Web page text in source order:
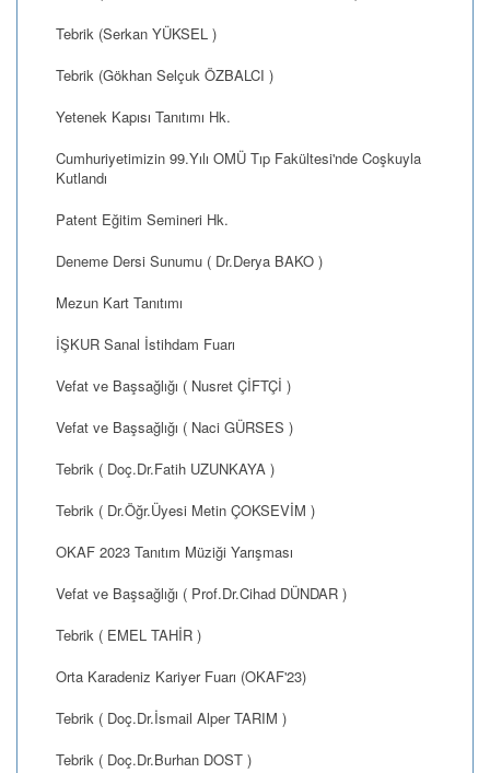
Tebrik (Serkan YÜKSEL )
Tebrik (Gökhan Selçuk ÖZBALCI )
Yetenek Kapısı Tanıtımı Hk.
Cumhuriyetimizin 99.Yılı OMÜ Tıp Fakültesi'nde Coşkuyla
Kutlandı
Patent Eğitim Semineri Hk.
Deneme Dersi Sunumu ( Dr.Derya BAKO )
Mezun Kart Tanıtımı
İŞKUR Sanal İstihdam Fuarı
Vefat ve Başsağlığı ( Nusret ÇİFTÇİ )
Vefat ve Başsağlığı ( Naci GÜRSES )
Tebrik ( Doç.Dr.Fatih UZUNKAYA )
Tebrik ( Dr.Öğr.Üyesi Metin ÇOKSEVİM )
OKAF 2023 Tanıtım Müziği Yarışması
Vefat ve Başsağlığı ( Prof.Dr.Cihad DÜNDAR )
Tebrik ( EMEL TAHİR )
Orta Karadeniz Kariyer Fuarı (OKAF'23)
Tebrik ( Doç.Dr.İsmail Alper TARIM )
Tebrik ( Doç.Dr.Burhan DOST )